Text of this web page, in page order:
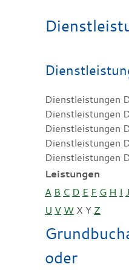
Dienstleistungen
Dienstleistungen
Dienstleistungen
Dienstleistungen
Dienstleistungen
Leistungen
A B C D E F G H I J
U V W X Y Z
oder